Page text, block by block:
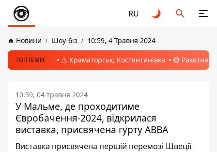
RU
Новини Шоу-біз 10:59, 4 Травня 2024
ТОПТЕМИ: ⚠️ Краматорськ, Костянтинівка 🔴 Ракетний
10:59, 04 травня 2024
У Мальме, де проходитиме
Євробачення-2024, відкрилася
виставка, присвячена гурту ABBA
Виставка присвячена першій перемозі Швеції